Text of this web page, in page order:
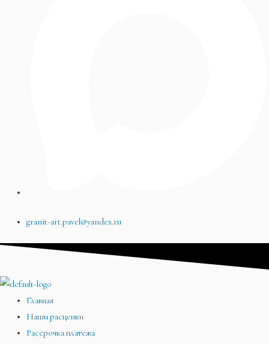
granit-art.pavel@yandex.ru
Главная
Наши расценки
Рассрочка платежа